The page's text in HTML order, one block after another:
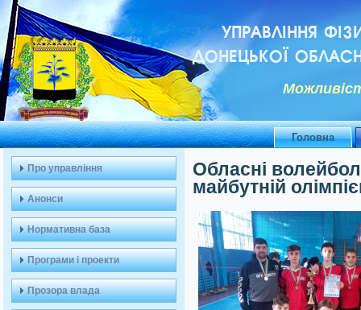
УПРАВЛІННЯ
ДОНЕЦЬКОЇ
Головна
Про управління
Анонси
Нормативна база
Програми і проекти
Прозора влада
Обласні
майбутній